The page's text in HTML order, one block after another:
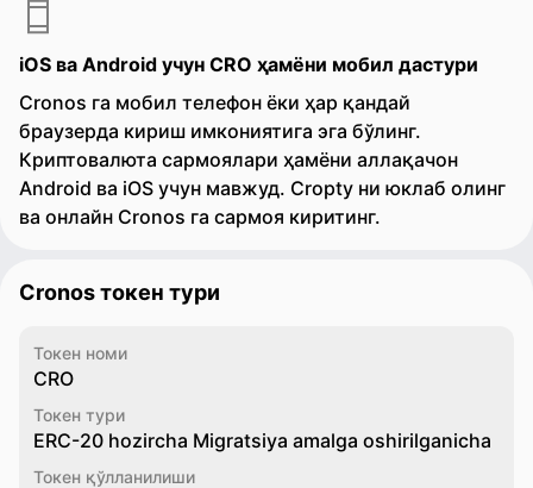
iOS ва Android учун CRO ҳамёни мобил дастури
Cronos га мобил телефон ёки ҳар қандай
браузерда кириш имкониятига эга бўлинг.
Криптовалюта сармоялари ҳамёни аллақачон
Android ва iOS учун мавжуд. Cropty ни юклаб олинг
ва онлайн Cronos га сармоя киритинг.
Cronos токен тури
Токен номи
CRO
Токен тури
ERC-20 hozircha Migratsiya amalga oshirilganicha
Токен қўлланилиши